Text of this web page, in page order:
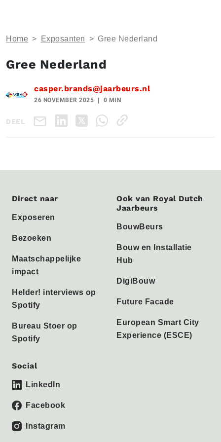
Home > Exposanten > Gree Nederland
Gree Nederland
casper.brands@jaarbeurs.nl
26 NOVEMBER 2025 0 MIN
DEEL
Direct naar
Exposeren
Bezoeken
Maatschappelijke
impact
Helder! interviews op
Spotify
Bureau Stoer op
Spotify
Ook van Royal Dutch
Jaarbeurs
BouwBeurs
Bouw en Installatie
Hub
DigiBouw
Future Facade
European Smart City
Experience (ESCE)
Social
LinkedIn
Facebook
Instagram